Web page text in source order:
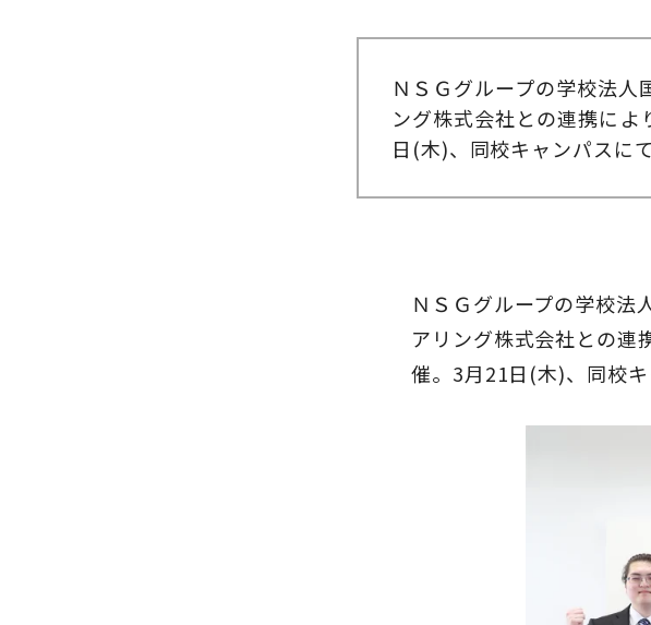
ＮＳＧグループの学校法
ング株式会社との連携に
日(木)、同校キャンパスに
ＮＳＧグループの学校法
アリング株式会社との連
催。3月21日(木)、同校